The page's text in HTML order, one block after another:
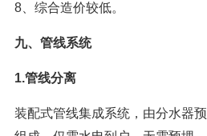
8、综合造价较低。
九、管线系统
1.管线分离
装配式管线集成系统，由分水器